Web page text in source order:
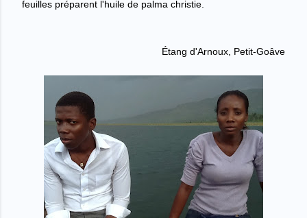
feuilles préparent l'huile de palma christie.
Étang d'Arnoux, Petit-Goâve